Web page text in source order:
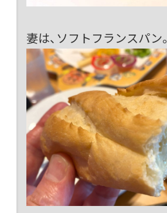
妻は、ソフトフランスパン。